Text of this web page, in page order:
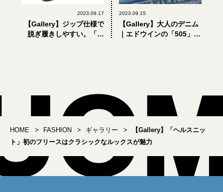
2023.09.17
【Gallery】ジップ仕様で
脱ぎ履きしやすい。「フ
2023.09.15
【Gallery】大人のデニム
｜エドウインの「505」が
HOME FASHION ギャラリー
【Gallery】「ヘルスニッ
ト」初のフリースはクラシックなルックスが魅力